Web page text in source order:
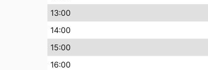
13:00
14:00
15:00
16:00